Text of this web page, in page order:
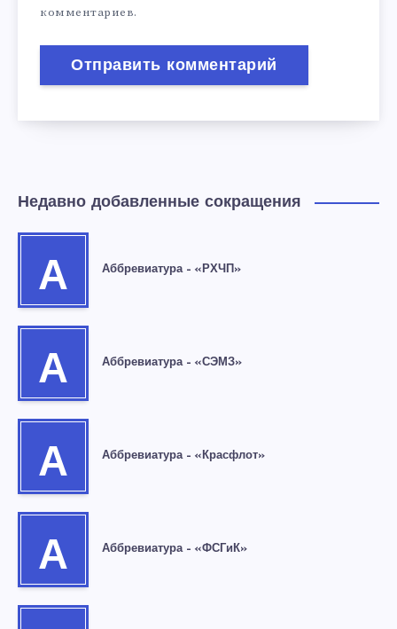
комментариев.
Недавно добавленные сокращения
А Аббревиатура – «РХЧП»
А Аббревиатура – «СЭМЗ»
А Аббревиатура – «Красфлот»
А Аббревиатура – «ФСГиК»